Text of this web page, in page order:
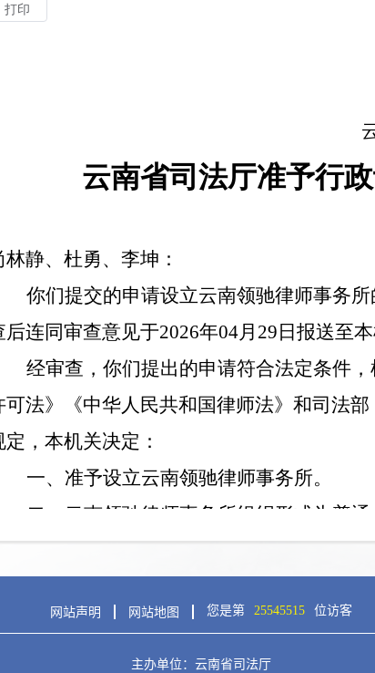
网站声明 网站地图 您是第 25545515 位访客
主办单位：云南省司法厅